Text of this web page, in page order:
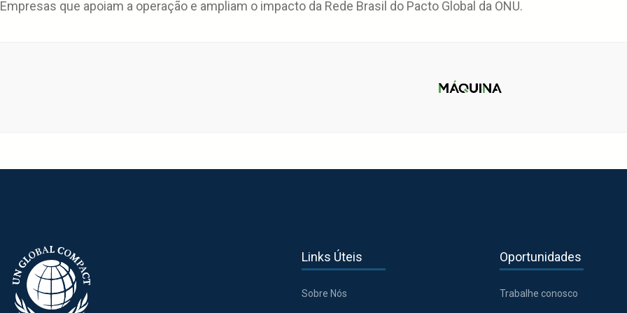
Empresas que apoiam a operação e ampliam o impacto da Rede Brasil do Pacto Global da ONU.
Links Úteis
Sobre Nós
Oportunidades
Trabalhe conosco